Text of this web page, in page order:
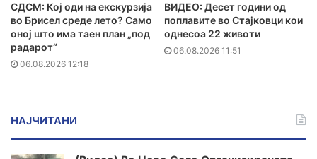
СДСМ: Кој оди на екскурзија
во Брисел среде лето? Само
оној што има таен план „под
радарот“
06.08.2026 12:18
ВИДЕО: Десет години од
поплавите во Стајковци кои
однесоа 22 животи
06.08.2026 11:51
НАЈЧИТАНИ